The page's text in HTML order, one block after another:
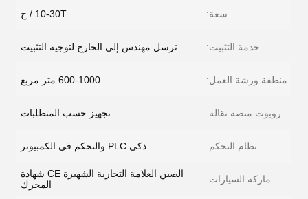
سعة: 10-30T / ح
خدمة التثبيت: نرسل مهندس إلى الخارج لتوجيه التثبيت
منطقة ورشة العمل: 600-1000 متر مربع
روبوت منصة نقالة: تجهيز حسب المتطلبات
نظام التحكم: ذكي PLC والتحكم في الكمبيوتر
ماركة السيارات:
الصين العلامة التجارية الشهيرة CE شهادة
المحرك